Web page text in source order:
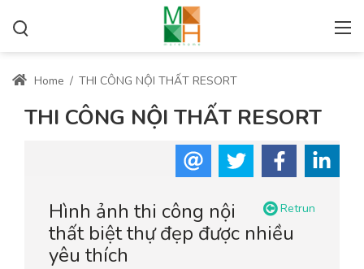
Home / THI CÔNG NỘI THẤT RESORT
THI CÔNG NỘI THẤT RESORT
Retrun
Hình ảnh thi công nội
thất biệt thự đẹp được nhiều
yêu thích